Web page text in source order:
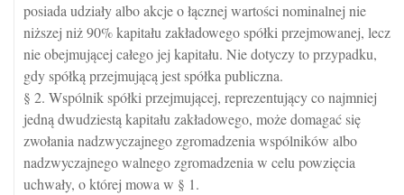
posiada udziały albo akcje o łącznej wartości nominalnej nie
niższej niż 90% kapitału zakładowego spółki przejmowanej, lecz
nie obejmującej całego jej kapitału. Nie dotyczy to przypadku,
gdy spółką przejmującą jest spółka publiczna.
§ 2. Wspólnik spółki przejmującej, reprezentujący co najmniej
jedną dwudziestą kapitału zakładowego, może domagać się
zwołania nadzwyczajnego zgromadzenia wspólników albo
nadzwyczajnego walnego zgromadzenia w celu powzięcia
uchwały, o której mowa w § 1.